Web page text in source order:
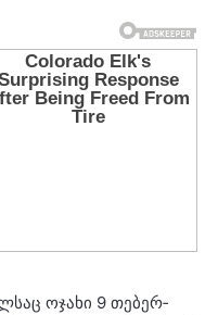
ოჯა­ხი 9 თე­ბერ­